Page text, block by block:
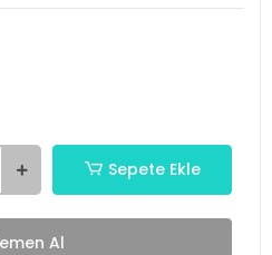
Sepete Ekle
Al